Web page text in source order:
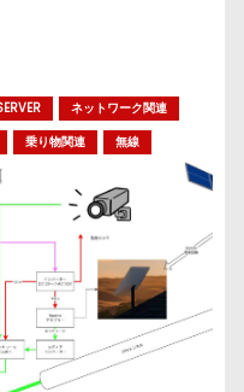
ネットワーク関連
乗り物関連 無線